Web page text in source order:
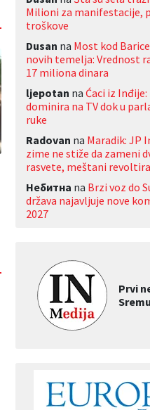
Milioni za manifestacije,
troškove
Dusan na Most kod
novih temelja: Vrednost
17 miliona dinara
ljepotan na Ćaci iz
dominira na TV dok u
ruke
Radovan na Maradik: JP
zime ne stiže da zameni
rasvete, meštani
Небитна na Brzi voz do
država najavljuje nove
2027
Prvi
Sremu